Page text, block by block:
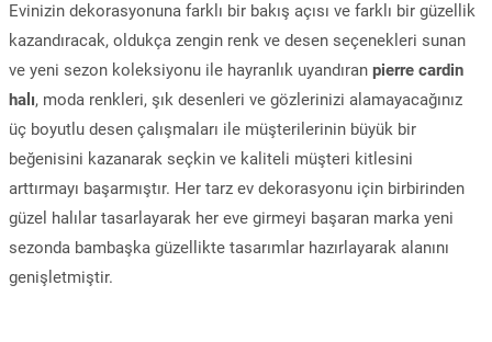
Evinizin dekorasyonuna farklı bir bakış açısı ve farklı bir güzellik
kazandıracak, oldukça zengin renk ve desen seçenekleri sunan
ve yeni sezon koleksiyonu ile hayranlık uyandıran pierre cardin
halı, moda renkleri, şık desenleri ve gözlerinizi alamayacağınız
üç boyutlu desen çalışmaları ile müşterilerinin büyük bir
beğenisini kazanarak seçkin ve kaliteli müşteri kitlesini
arttırmayı başarmıştır. Her tarz ev dekorasyonu için birbirinden
güzel halılar tasarlayarak her eve girmeyi başaran marka yeni
sezonda bambaşka güzellikte tasarımlar hazırlayarak alanını
genişletmiştir.